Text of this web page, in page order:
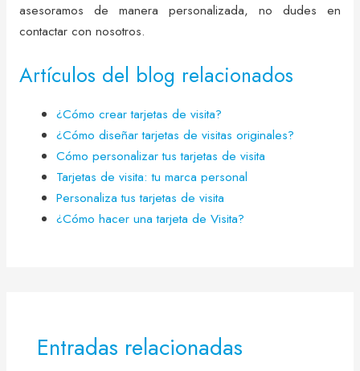
asesoramos de manera personalizada, no dudes en
contactar con nosotros.
Artículos del blog relacionados
¿Cómo crear tarjetas de visita?
¿Cómo diseñar tarjetas de visitas originales?
Cómo personalizar tus tarjetas de visita
Tarjetas de visita: tu marca personal
Personaliza tus tarjetas de visita
¿Cómo hacer una tarjeta de Visita?
Entradas relacionadas